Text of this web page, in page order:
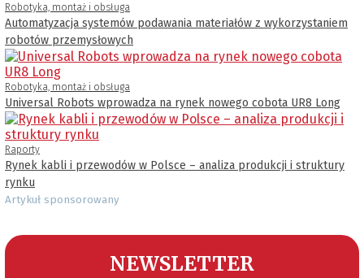
Robotyka, montaż i obsługa
Automatyzacja systemów podawania materiałów z wykorzystaniem
robotów przemysłowych
Robotyka, montaż i obsługa
Universal Robots wprowadza na rynek nowego cobota UR8 Long
Raporty
Rynek kabli i przewodów w Polsce – analiza produkcji i struktury
rynku
Artykuł sponsorowany
NEWSLETTER